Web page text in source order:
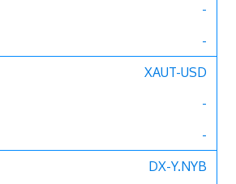
-
-
XAUT-USD
-
-
DX-Y.NYB